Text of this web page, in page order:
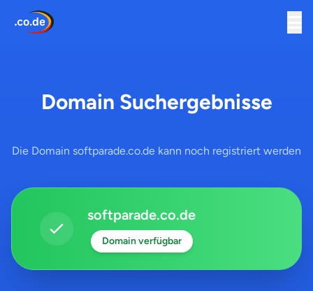
Domain Suchergebnisse
Die Domain softparade.co.de kann noch registriert werden
softparade.co.de
Domain verfügbar